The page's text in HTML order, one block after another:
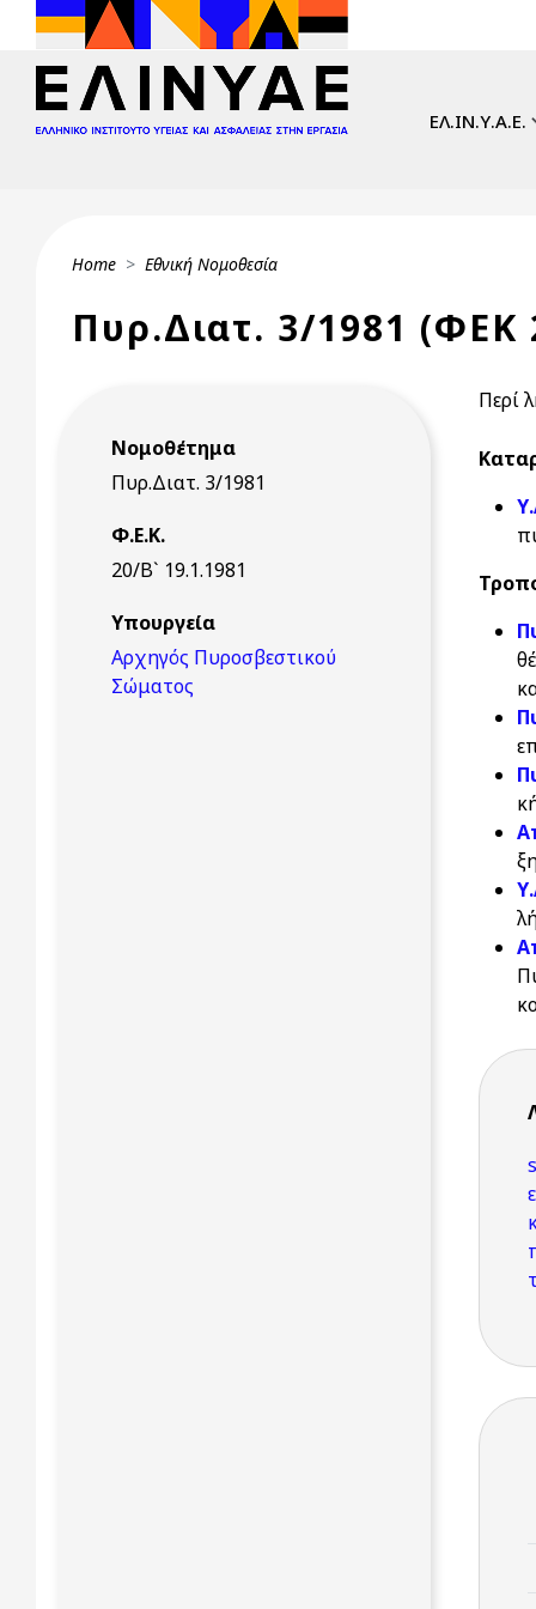
Skip to main content
ΕΛ.ΙΝ.Υ.Α.Ε.
Breadcrumb
Home Εθνική Νομοθεσία
Πυρ.Διατ. 3/1981 (ΦΕΚ
Νομοθέτημα
Πυρ.Διατ. 3/1981
Φ.Ε.Κ.
20/Β` 19.1.1981
Υπουργεία
Αρχηγός Πυροσβεστικού
Σώματος
Περί